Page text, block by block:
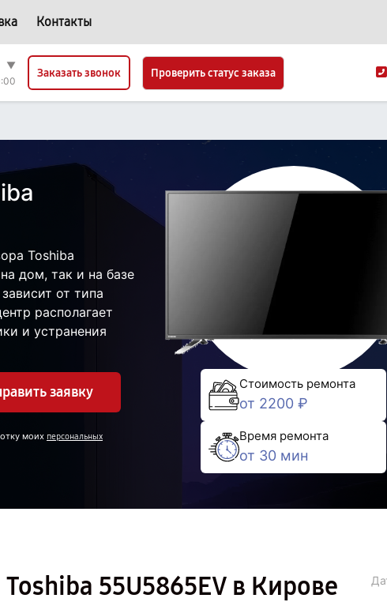
Контакты
▼
Заказать звонок Проверить статус заказа
Toshiba
дом, так и на базе
от типа
располагает
и устранения
заявку
моих персональных
Стоимость ремонта
от 2200 ₽
Время ремонта
от 30 мин
55U5865EV в Кирове